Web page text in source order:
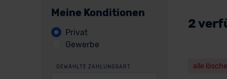
Meine Konditionen
Privat
Gewerbe
GEWÄHLTE ZAHLUNGSART
2
alle